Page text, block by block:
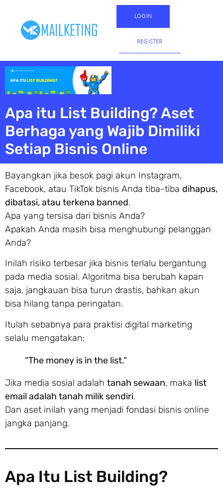
LOGIN
REGISTER
Apa itu List Building? Aset
Berhaga yang Wajib Dimiliki
Setiap Bisnis Online
Bayangkan jika besok pagi akun Instagram,
Facebook, atau TikTok bisnis Anda tiba-tiba dihapus,
dibatasi, atau terkena banned.
Apa yang tersisa dari bisnis Anda?
Apakah Anda masih bisa menghubungi pelanggan
Anda?
Inilah risiko terbesar jika bisnis terlalu bergantung
pada media sosial. Algoritma bisa berubah kapan
saja, jangkauan bisa turun drastis, bahkan akun
bisa hilang tanpa peringatan.
Itulah sebabnya para praktisi digital marketing
selalu mengatakan:
“The money is in the list.”
Jika media sosial adalah tanah sewaan, maka list
email adalah tanah milik sendiri.
Dan aset inilah yang menjadi fondasi bisnis online
jangka panjang.
Apa Itu List Building?